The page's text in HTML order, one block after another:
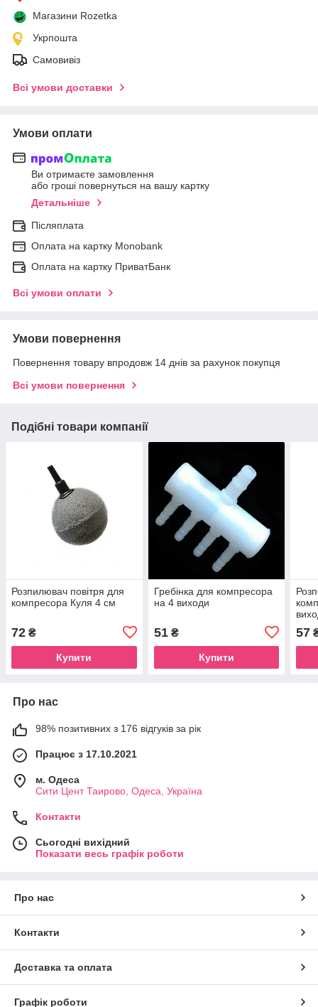
Магазини Rozetka
Укрпошта
Самовивіз
Всі умови доставки
Умови оплати
Ви отримаєте замовлення
або гроші повернуться на вашу картку
Детальніше
Післяплата
Оплата на картку Мonobank
Оплата на картку ПриватБанк
Всі умови оплати
Умови повернення
Повернення товару впродовж 14 днів за рахунок покупця
Всі умови повернення
Подібні товари компанії
Розпилювач повітря для
компресора Куля 4 см
72 ₴
Купити
Гребінка для компресора
на 4 виходи
51₴
Купити
57
Про нас
98% позитивних з 176 відгуків за рік
Працює з 17.10.2021
м. Одеса
Сити Цент Таирово, Одеса, Україна
Контакти
Сьогодні вихідний
Показати весь графік роботи
Про нас
Контакти
Доставка та оплата
Графік роботи